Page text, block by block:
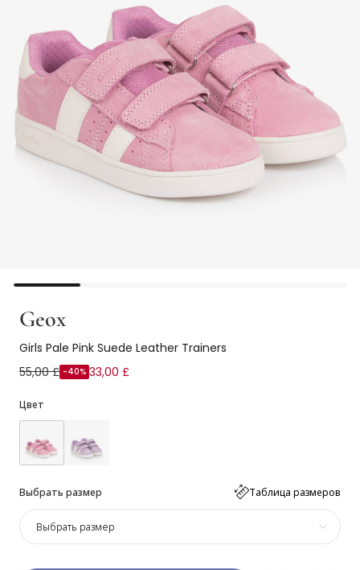
Geox
Girls Pale Pink Suede Leather Trainers
55,00 £ -40% 33,00 £
Цвет
Выбрать размер Таблица размеров
Выбрать размер